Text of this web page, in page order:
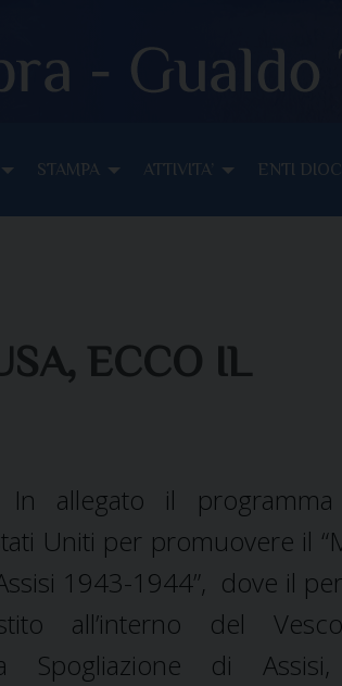
STAMPA ATTIVITA’ ENTI
ECCO IL
In allegato il
Uniti per promuovere il
1943-1944”, dove il
all’interno del
Spogliazione di